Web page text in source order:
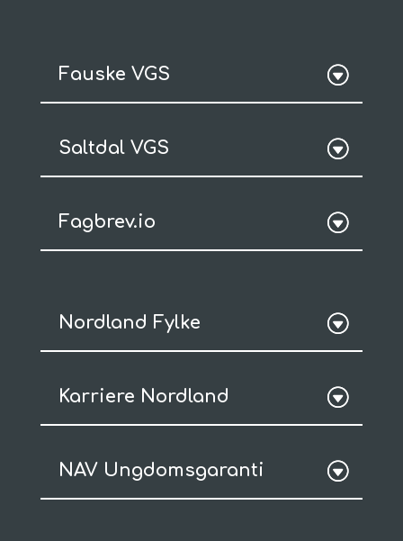
Fauske VGS
Saltdal VGS
Fagbrev.io
Nordland Fylke
Karriere Nordland
NAV Ungdomsgaranti